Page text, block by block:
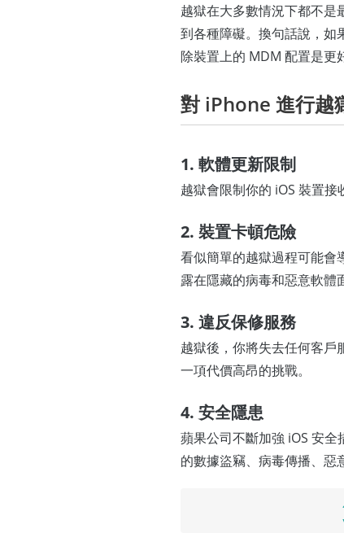
越獄在大多數情況下都不是
到各種障礙。換句話說，如
除裝置上的 MDM 配置是更
對 iPhone 進行越
1. 軟體更新限制
越獄會限制你的 iOS 裝置
2. 裝置卡頓危險
看似簡單的越獄過程可能會
露在隱藏的病毒和惡意軟體
3. 違反保修服務
越獄後，你將失去任何客戶
一項代價高昂的挑戰。
4. 安全隱患
蘋果公司不斷加強 iOS 安
的數據盜竊、病毒傳播、惡